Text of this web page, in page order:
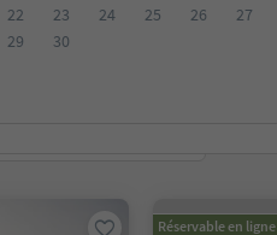
22 23 24 25 26
27
29 30
Réservable en ligne